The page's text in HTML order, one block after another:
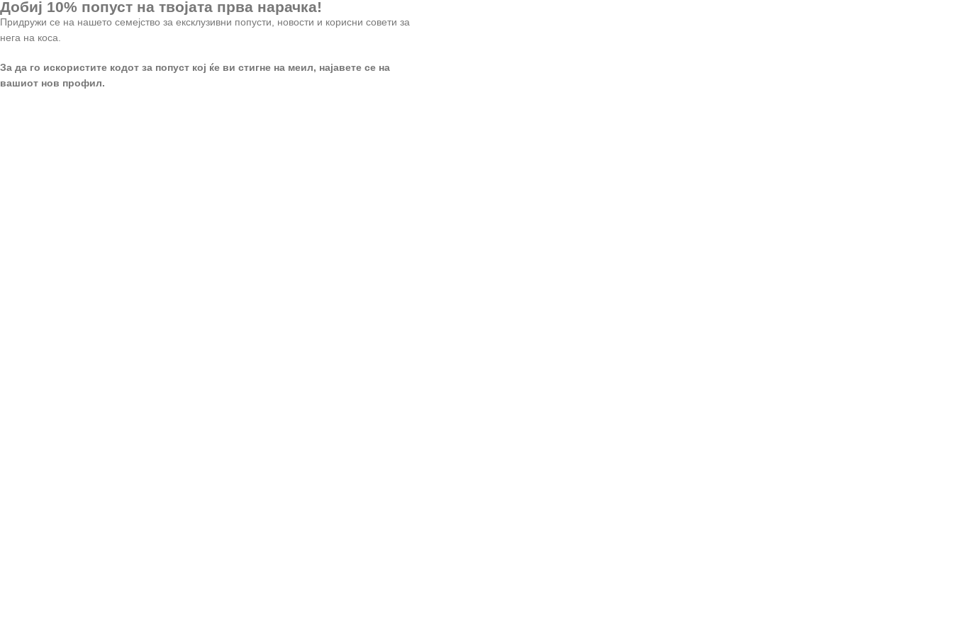
Добиј 10% попуст на твојата прва нарачка!
Придружи се на нашето семејство за ексклузивни попусти, новости и корисни совети за
нега на коса.
За да го искористите кодот за попуст кој ќе ви стигне на меил, најавете се на
вашиот нов профил.